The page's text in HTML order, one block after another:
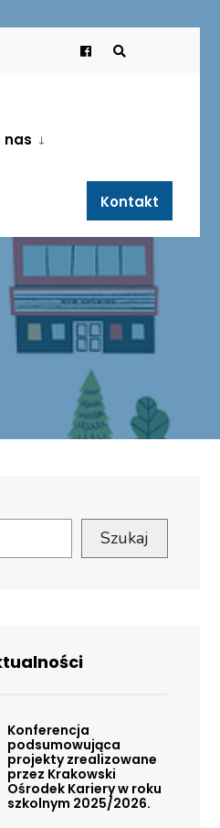
nas
Kontakt
Szukaj
Konferencja
podsumowująca
projekty zrealizowane
przez Krakowski
Ośrodek Kariery w roku
szkolnym 2025/2026.